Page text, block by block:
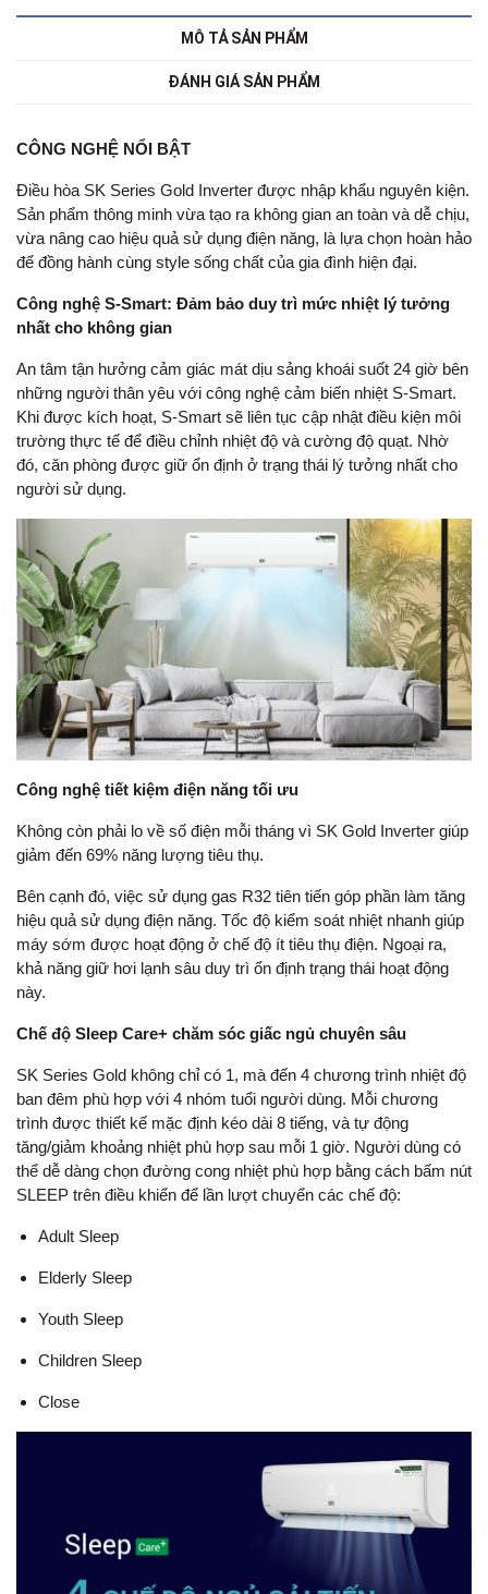
MÔ TẢ SẢN PHẨM
ĐÁNH GIÁ SẢN PHẨM
CÔNG NGHỆ NỔI BẬT
Điều hòa SK Series Gold Inverter được nhập khẩu nguyên kiện.
Sản phẩm thông minh vừa tạo ra không gian an toàn và dễ chịu,
vừa nâng cao hiệu quả sử dụng điện năng, là lựa chọn hoàn hảo
để đồng hành cùng style sống chất của gia đình hiện đại.
Công nghệ S-Smart: Đảm bảo duy trì mức nhiệt lý tưởng
nhất cho không gian
An tâm tận hưởng cảm giác mát dịu sảng khoái suốt 24 giờ bên
những người thân yêu với công nghệ cảm biến nhiệt S-Smart.
Khi được kích hoạt, S-Smart sẽ liên tục cập nhật điều kiện môi
trường thực tế để điều chỉnh nhiệt độ và cường độ quạt. Nhờ
đó, căn phòng được giữ ổn định ở trạng thái lý tưởng nhất cho
người sử dụng.
Công nghệ tiết kiệm điện năng tối ưu
Không còn phải lo về số điện mỗi tháng vì SK Gold Inverter giúp
giảm đến 69% năng lượng tiêu thụ.
Bên cạnh đó, việc sử dụng gas R32 tiên tiến góp phần làm tăng
hiệu quả sử dụng điện năng. Tốc độ kiểm soát nhiệt nhanh giúp
máy sớm được hoạt động ở chế độ ít tiêu thụ điện. Ngoại ra,
khả năng giữ hơi lạnh sâu duy trì ổn định trạng thái hoạt động
này.
Chế độ Sleep Care+ chăm sóc giấc ngủ chuyên sâu
SK Series Gold không chỉ có 1, mà đến 4 chương trình nhiệt độ
ban đêm phù hợp với 4 nhóm tuổi người dùng. Mỗi chương
trình được thiết kế mặc định kéo dài 8 tiếng, và tự động
tăng/giảm khoảng nhiệt phù hợp sau mỗi 1 giờ. Người dùng có
thể dễ dàng chọn đường cong nhiệt phù hợp bằng cách bấm nút
SLEEP trên điều khiển để lần lượt chuyển các chế độ:
Adult Sleep
Elderly Sleep
Youth Sleep
Children Sleep
Close